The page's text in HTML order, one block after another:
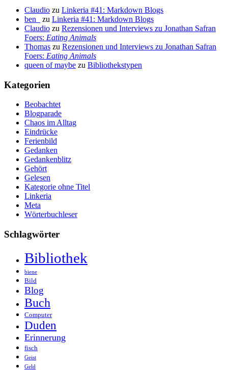
Claudio zu Linkeria #41: Markdown Blogs
ben_
zu Linkeria #41: Markdown Blogs
Claudio zu Rezensionen und Interviews zu Jonathan Safran
Foers: Eating Animals
Thomas zu Rezensionen und Interviews zu Jonathan Safran
Foers: Eating Animals
queen of maybe zu Bibliothekstypen
Kategorien
Beobachtet
Blogparade
Chaos im Alltag
Eindrücke
Ferienbild
Gedanken
Gedankenblitz
Gehört
Gelesen
Kategorie ohne Titel
Linkeria
Meta
Wörterbuchleser
Schlagwörter
Bibliothek
biene
Bild
Blog
Buch
Computer
Duden
Erinnerung
fisch
Geist
Geld